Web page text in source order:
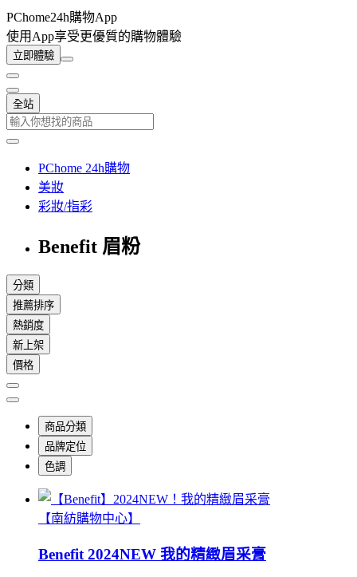
PChome24h購物App
使用App享受更優質的購物體驗
立即體驗
全站
PChome 24h購物
美妝
彩妝/指彩
Benefit 眉粉
分類
推薦排序
熱銷度
新上架
價格
商品分類
品牌定位
色調
【南紡購物中心】
Benefit 2024NEW 我的精緻眉采膏